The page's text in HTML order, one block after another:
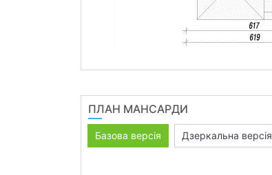
ПЛАН МАНСАРДИ
Базова версія Дзеркальна версія